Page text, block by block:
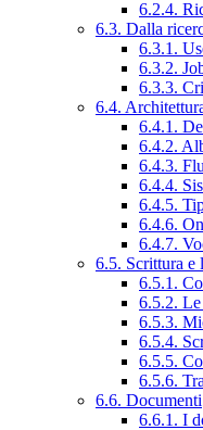
6.2.4.
6.3. Dalla
6.3.1.
6.3.2.
6.3.3.
6.4.
6.4.1.
6.4.2.
6.4.3.
6.4.4.
6.4.5.
6.4.6.
6.4.7.
6.5. Scrittura e
6.5.1.
6.5.2.
6.5.3.
6.5.4.
6.5.5.
6.5.6.
6.6. Documenti
6.6.1. I